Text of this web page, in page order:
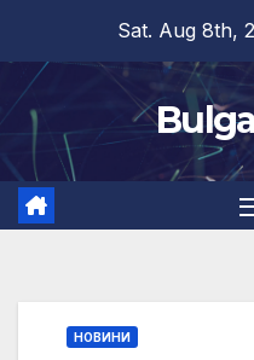
content
Sat. Aug 8th,
НОВИНИ